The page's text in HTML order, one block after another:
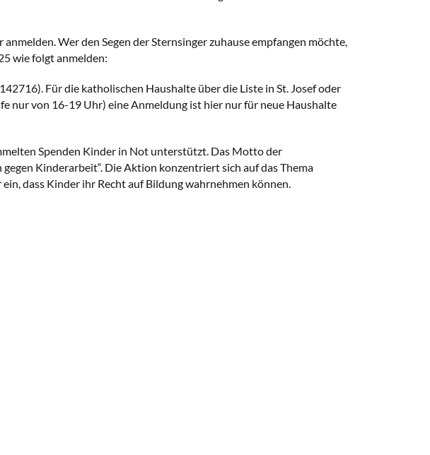
Wer den Segen der Sternsinger zuhause empfangen möchte,
wie folgt anmelden:
Für die katholischen Haushalte über die Liste in St. Josef oder
nur von 16-19 Uhr) eine Anmeldung ist hier nur für neue Haushalte
Spenden Kinder in Not unterstützt. Das Motto der
Kinderarbeit“. Die Aktion konzentriert sich auf das Thema
dass Kinder ihr Recht auf Bildung wahrnehmen können.